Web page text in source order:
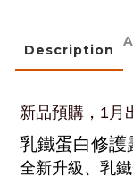
Description
新品預購，1月
乳鐵蛋白修護
全新升級、乳